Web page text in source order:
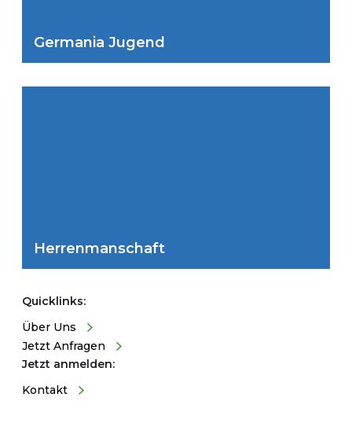
Germania Jugend
Herrenmanschaft
Quicklinks:
Über Uns
Jetzt Anfragen
Jetzt anmelden:
Kontakt